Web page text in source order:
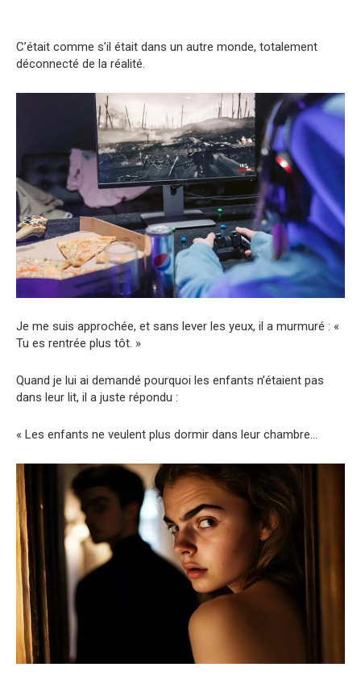
C’était comme s’il était dans un autre monde, totalement
déconnecté de la réalité.
Je me suis approchée, et sans lever les yeux, il a murmuré : «
Tu es rentrée plus tôt. »
Quand je lui ai demandé pourquoi les enfants n’étaient pas
dans leur lit, il a juste répondu :
« Les enfants ne veulent plus dormir dans leur chambre…